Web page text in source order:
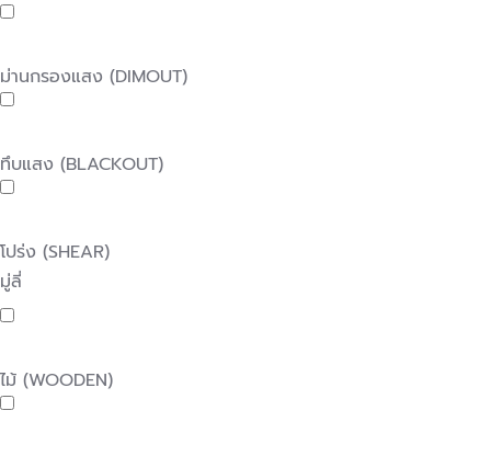
ม่านกรองแสง (DIMOUT)
ทึบแสง (BLACKOUT)
โปร่ง (SHEAR)
มู่ลี่
ไม้ (WOODEN)